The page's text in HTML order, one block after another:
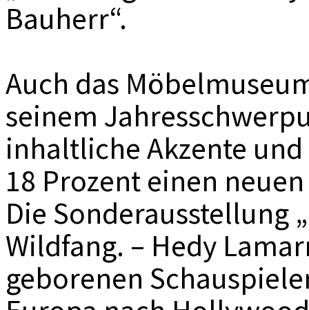
Bauherr“.
Auch das
seinem
inhaltliche Akzente
18 Prozent einen
Die Sonderausstellung
Wildfang. – Hedy
geborenen